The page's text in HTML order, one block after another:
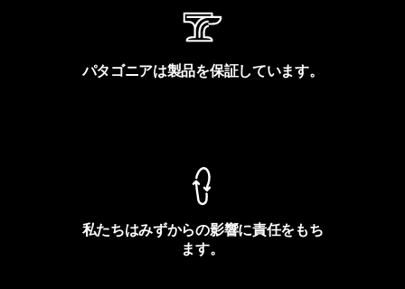
パタゴニアは製品を保証しています。
私たちはみずからの影響に責任をもち
ます。